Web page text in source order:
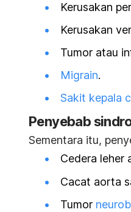
Kerusakan
Kerusakan
Tumor atau
Migrain.
Sakit kepala
Penyebab
Sementara itu,
Cedera leher
Cacat aorta
Tumor